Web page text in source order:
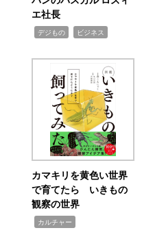
エ社長
デジもの ビジネス
カマキリを黄色い世界
で育てたら いきもの
観察の世界
カルチャー